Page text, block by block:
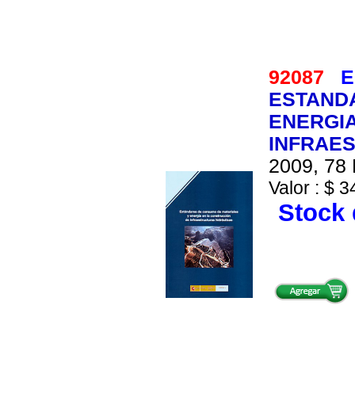
92087
2009, 78
Valor : $
Stock